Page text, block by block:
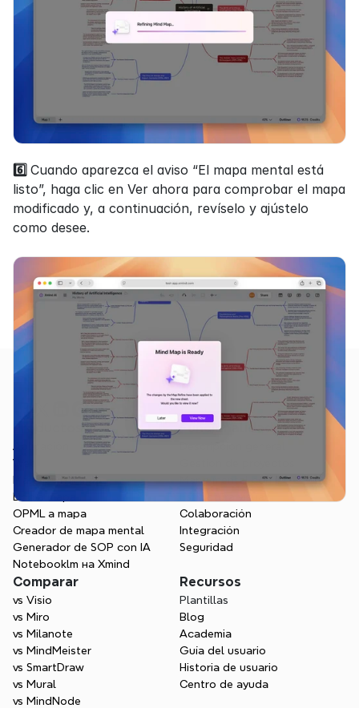
6️⃣ Cuando aparezca el aviso “El mapa mental está
listo”, haga clic en Ver ahora para comprobar el mapa
modificado y, a continuación, revíselo y ajústelo
como desee.
Productos
Aplicación
Web
Markdown a mapa
Doc a mapa
OPML a mapa
Creador de mapa mental
Generador de SOP con IA
Notebooklm на Xmind
Funcionalidades
Mapa mental con IA
Estructura visual
Colaboración
Integración
Seguridad
Comparar
vs Visio
vs Miro
vs Milanote
vs MindMeister
vs SmartDraw
vs Mural
vs MindNode
Recursos
Plantillas
Blog
Academia
Guía del usuario
Historia de usuario
Centro de ayuda